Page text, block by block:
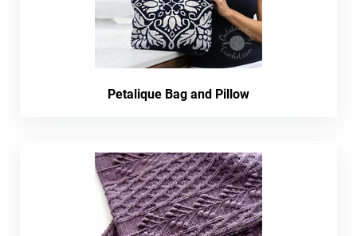
Petalique Bag and Pillow